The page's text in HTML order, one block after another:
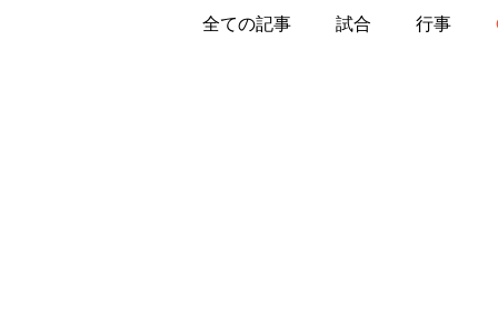
全ての記事 試合 行事